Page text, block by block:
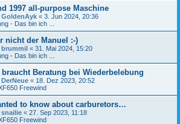
1997 all-purpose Maschine
GoldenAyk « 3. Jun 2024, 20:36
- Das bin ich ...
nicht der Manuel :-)
brummil « 31. Mai 2024, 15:20
- Das bin ich ...
Beratung bei Wiederbelebung
DerNeue « 18. Dez 2023, 20:52
Freewind
to know about carburetors…
snailie « 27. Sep 2023, 11:18
Freewind